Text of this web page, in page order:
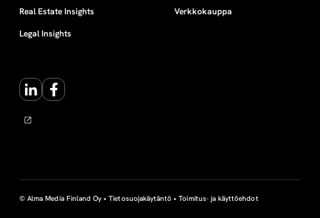
y
ö
k
a
l
u
Real Estate Insights
Legal Insights
Verkkokauppa
LinkedInFacebook
© Alma Media Finland Oy •Tietosuojakäytäntö •Toimitus- ja käyttöehdot